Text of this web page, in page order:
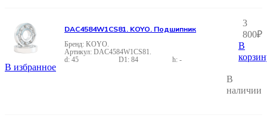
В избранное
DAC4584W1CS81.
45
84 -
KOYO.
DAC4584W1CS81. KOYO. Подшипник
3
800₽
В
В
наличии